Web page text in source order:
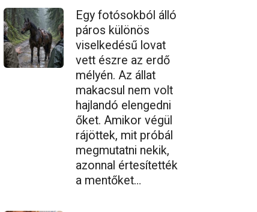
Egy fotósokból álló
páros különös
viselkedésű lovat
vett észre az erdő
mélyén. Az állat
makacsul nem volt
hajlandó elengedni
őket. Amikor végül
rájöttek, mit próbál
megmutatni nekik,
azonnal értesítették
a mentőket…